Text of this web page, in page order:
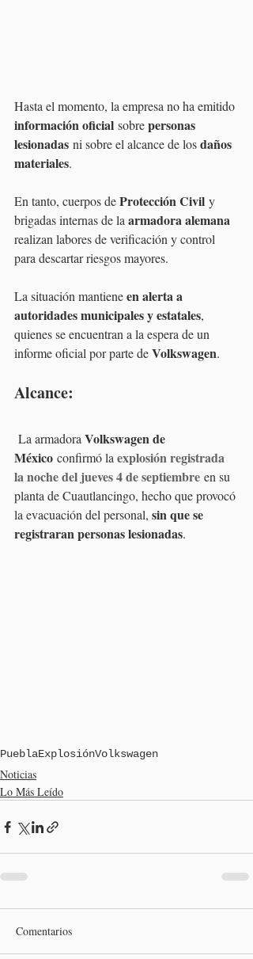
Hasta el momento, la empresa no ha emitido
información oficial sobre personas
lesionadas ni sobre el alcance de los daños
materiales.
En tanto, cuerpos de Protección Civil y
brigadas internas de la armadora alemana
realizan labores de verificación y control
para descartar riesgos mayores.
La situación mantiene en alerta a
autoridades municipales y estatales,
quienes se encuentran a la espera de un
informe oficial por parte de Volkswagen.
Alcance:
La armadora Volkswagen de
México confirmó la explosión registrada
la noche del jueves 4 de septiembre en su
planta de Cuautlancingo, hecho que provocó
la evacuación del personal, sin que se
registraran personas lesionadas.
PueblaExplosiónVolkswagen
Noticias
Lo Más Leído
Comentarios